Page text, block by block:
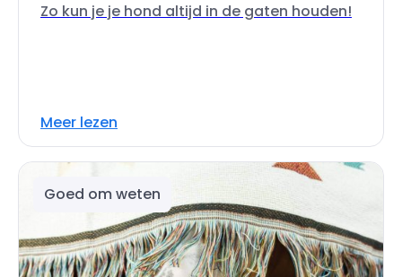
Zo kun je je hond altijd in de gaten houden!
Meer lezen
Goed om weten